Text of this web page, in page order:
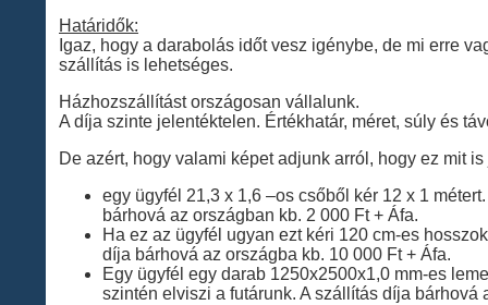
Határidők:
Igaz, hogy a darabolás időt vesz igénybe, de mi erre
szállítás is lehetséges.
Házhozszállítást országosan vállalunk.
A díja szinte jelentéktelen. Értékhatár, méret, súly és
De azért, hogy valami képet adjunk arról, hogy ez mit
egy ügyfél 21,3 x 1,6 –os csőből kér 12 x 1
bárhová az országban kb. 2 000 Ft + Áfa.
Ha ez az ügyfél ugyan ezt kéri 120 cm-es
díja bárhová az országba kb. 10 000 Ft + Áfa.
Egy ügyfél egy darab 1250x2500x1,0 mm-es
szintén elviszi a futárunk. A szállítás díja bárhová